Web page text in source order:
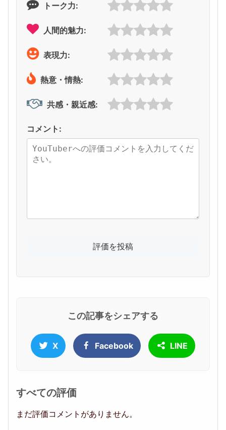
トーク力:
人間的魅力:
表現力:
熱意・情熱:
共感・親近感:
コメント:
この記事をシェアする
X Facebook LINE
すべての評価
まだ評価コメントがありません。